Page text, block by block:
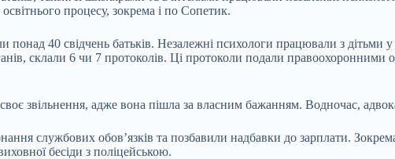
процесу, зокрема і по Сопетик.
понад 40 свідчень батьків. Незалежні психологи працювали з дітьми
склали 6 чи 7 протоколів. Ці протоколи подали правоохоронними
звільнення, адже вона пішла за власним бажанням. Водночас,
службових обовʼязків та позбавили надбавки до зарплати.
бесіди з поліцейською.